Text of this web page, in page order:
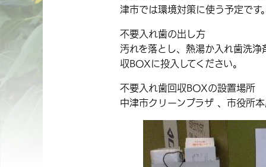
津市では環境対策に使う予定です
不要入れ歯の出し方
汚れを落とし、熱湯か入れ歯洗浄
収BOXに投入してください。
不要入れ歯回収BOXの設置場所
中津市クリーンプラザ 、市役所